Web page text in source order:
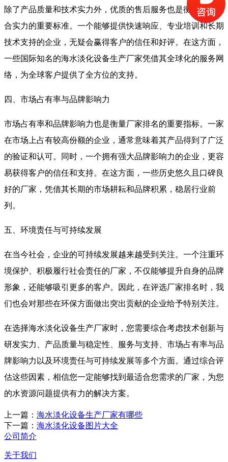
除了产品质量和技术实力外，优质的售后服务也是衡量厂家综
合实力的重要标准。一个能够提供快速响应、专业培训和长期
技术支持的企业，无疑会赢得客户的信任和好评。在这方面，
一些国际知名的海水淡化设备生产厂家凭借其全球化的服务网
络，为全球客户提供了全方位的支持。
四、市场占有率与品牌影响力
市场占有率和品牌影响力也是衡量厂家排名的重要指标。一家
在市场上占有较高份额的企业，通常意味着其产品得到了广泛
的验证和认可。同时，一个拥有强大品牌影响力的企业，更容
易获得客户的信任和支持。在这方面，一些历史悠久且口碑良
好的厂家，凭借其长期的市场耕耘和品牌积累，稳居行业前
列。
五、环境责任与可持续发展
在当今社会，企业的可持续发展越来越受到关注。一个注重环
境保护、积极履行社会责任的厂家，不仅能够提升自身的品牌
形象，还能够吸引更多的客户。因此，在评选厂家排名时，我
们也会对那些在环保方面做出突出贡献的企业给予特别关注。
在选择海水淡化设备生产厂家时，您需要综合考虑技术创新与
研发实力、产品质量与稳定性、服务与支持、市场占有率与品
牌影响力以及环境责任与可持续发展等多个方面。通过综合评
估这些因素，相信您一定能够找到最适合您需求的厂家，为您
的水资源问题提供有力的解决方案。
上一篇： 海水淡化设备生产厂家有哪些
下一篇： 海水淡化设备图片大全
公司简介
关于我们